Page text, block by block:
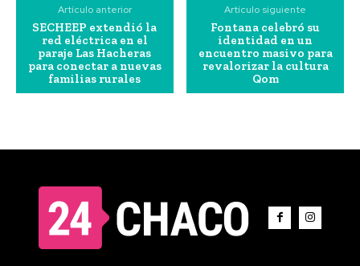
Artículo anterior
SECHEEP extendió la
red eléctrica en el
paraje Las Hacheras
para conectar a nuevas
familias rurales
Artículo siguiente
Fontana celebró su
identidad en un
encuentro masivo para
revalorizar la cultura
Qom